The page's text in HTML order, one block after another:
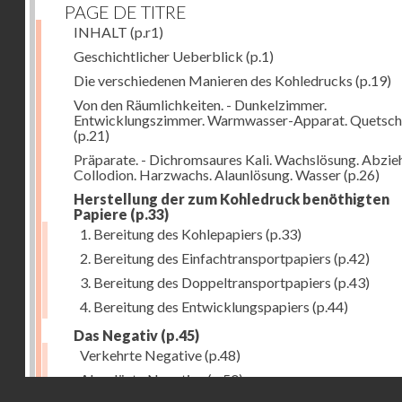
PAGE DE TITRE
INHALT (p.r1)
Geschichtlicher Ueberblick (p.1)
Die verschiedenen Manieren des Kohledrucks (p.19)
Von den Räumlichkeiten. - Dunkelzimmer.
Entwicklungszimmer. Warmwasser-Apparat.
(p.21)
Präparate. - Dichromsaures Kali. Wachslösung.
Collodion. Harzwachs. Alaunlösung. Wasser(p.26)
Herstellung der zum Kohledruck benöthigten
Papiere (p.33)
1. Bereitung des Kohlepapiers (p.33)
2. Bereitung des Einfachtransportpapiers (p.42)
3. Bereitung des Doppeltransportpapiers (p.43)
4. Bereitung des Entwicklungspapiers (p.44)
Das Negativ (p.45)
Verkehrte Negative(p.48)
Abgelöste Negative(p.50)